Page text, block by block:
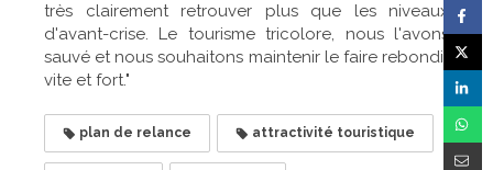
très clairement retrouver plus que les niveaux
d'avant-crise. Le tourisme tricolore, nous l'avons
sauvé et nous souhaitons maintenir le faire rebondir
vite et fort."
plan de relance attractivité touristique